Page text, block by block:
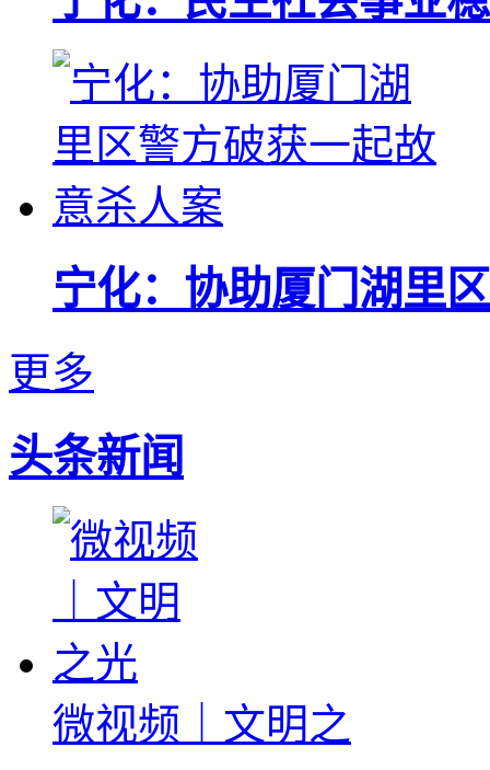
宁化：协助厦门湖里
更多
头条新闻
微视频｜文明之